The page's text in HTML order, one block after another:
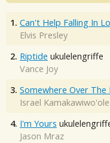
1. Can't Help Falling In
Elvis Presley
2. Riptide ukulelengriffe
Vance Joy
3. Somewhere Over The
Israel Kamakawiwo'ole
4. I'm Yours
Jason Mraz